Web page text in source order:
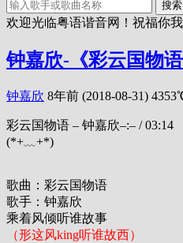
搜索
欢迎光临粤语谐音网！祝福你
钟嘉欣-《彩云国物
钟嘉欣 8年前 (2018-08-31)
彩云国物语 – 钟嘉欣–:– /03:14
(*+﹏+*)
歌曲：彩云国物语
歌手：钟嘉欣
乘着风倾听谁故事
（形这风king听谁故西）